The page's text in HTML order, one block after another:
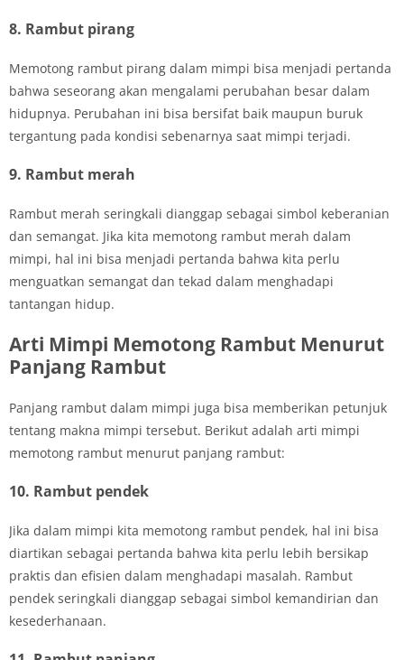
8. Rambut pirang
Memotong rambut pirang dalam mimpi bisa menjadi pertanda
bahwa seseorang akan mengalami perubahan besar dalam
hidupnya. Perubahan ini bisa bersifat baik maupun buruk
tergantung pada kondisi sebenarnya saat mimpi terjadi.
9. Rambut merah
Rambut merah seringkali dianggap sebagai simbol keberanian
dan semangat. Jika kita memotong rambut merah dalam
mimpi, hal ini bisa menjadi pertanda bahwa kita perlu
menguatkan semangat dan tekad dalam menghadapi
tantangan hidup.
Arti Mimpi Memotong Rambut Menurut
Panjang Rambut
Panjang rambut dalam mimpi juga bisa memberikan petunjuk
tentang makna mimpi tersebut. Berikut adalah arti mimpi
memotong rambut menurut panjang rambut:
10. Rambut pendek
Jika dalam mimpi kita memotong rambut pendek, hal ini bisa
diartikan sebagai pertanda bahwa kita perlu lebih bersikap
praktis dan efisien dalam menghadapi masalah. Rambut
pendek seringkali dianggap sebagai simbol kemandirian dan
kesederhanaan.